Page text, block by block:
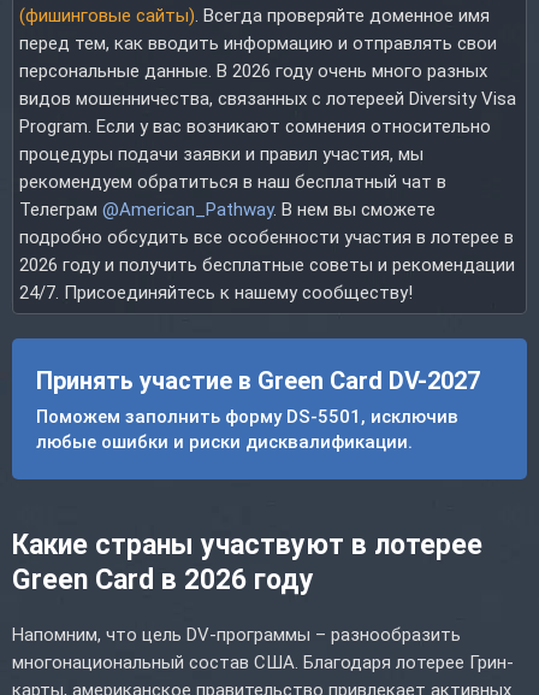
(фишинговые сайты) . Всегда проверяйте доменное имя
перед тем, как вводить информацию и отправлять свои
персональные данные. В 2026 году очень много разных
видов мошенничества, связанных с лотереей Diversity Visa
Program. Если у вас возникают сомнения относительно
процедуры подачи заявки и правил участия, мы
рекомендуем обратиться в наш бесплатный чат в
Телеграм @American_Pathway. В нем вы сможете
подробно обсудить все особенности участия в лотерее в
2026 году и получить бесплатные советы и рекомендации
24/7. Присоединяйтесь к нашему сообществу!
Принять участие в Green Card DV-2027
Поможем заполнить форму DS-5501, исключив
любые ошибки и риски дисквалификации.
Какие страны участвуют в лотерее
Green Card в 2026 году
Напомним, что цель DV-программы – разнообразить
многонациональный состав США. Благодаря лотерее Грин-
карты, американское правительство привлекает активных